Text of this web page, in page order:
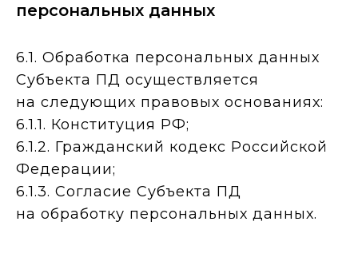
персональных данных
6.1. Обработка персональных данных
Субъекта ПД осуществляется
на следующих правовых основаниях:
6.1.1. Конституция РФ;
6.1.2. Гражданский кодекс Российской
Федерации;
6.1.3. Согласие Субъекта ПД
на обработку персональных данных.